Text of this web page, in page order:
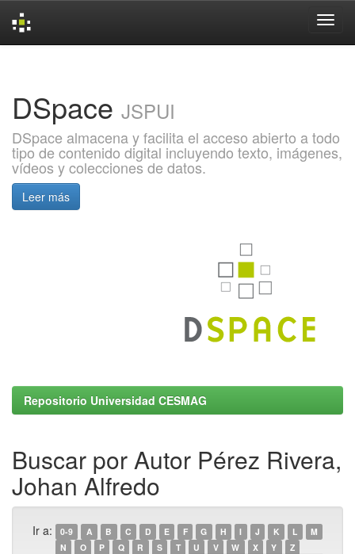
DSpace JSPUI
DSpace almacena y facilita el acceso abierto a todo
tipo de contenido digital incluyendo texto, imágenes,
vídeos y colecciones de datos.
Leer más
Repositorio Universidad CESMAG
Buscar por Autor Pérez Rivera,
Johan Alfredo
Ir a: 0-9 A B C D E F G H I J K L
M
N
O P Q R S T U V W X Y Z